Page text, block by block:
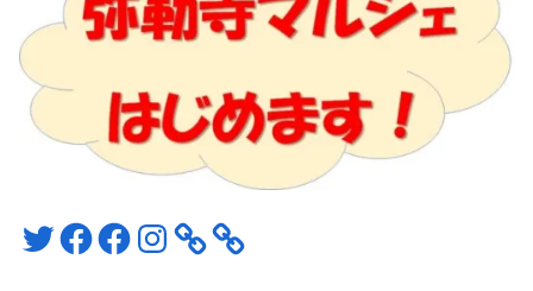
TwitterFacebookFacebookInstagram